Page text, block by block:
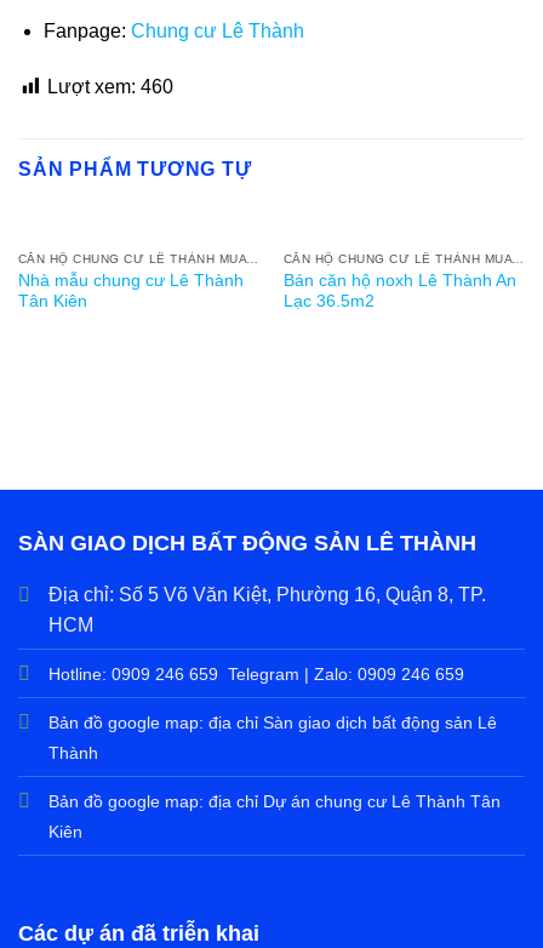
Fanpage: Chung cư Lê Thành
Lượt xem: 460
SẢN PHẨM TƯƠNG TỰ
Nhà mẫu chung cư Lê Thành
Tân Kiên
HẾT HÀNG
Bán căn hộ noxh Lê Thành An
Lạc 36.5m2
SÀN GIAO DỊCH BẤT ĐỘNG SẢN LÊ THÀNH
Địa chỉ: Số 5 Võ Văn Kiệt, Phường 16, Quận 8, TP.
HCM
Hotline: 0909 246 659 Telegram | Zalo: 0909 246 659
Bản đồ google map: địa chỉ Sàn giao dịch bất động sản Lê
Thành
Bản đồ google map: địa chỉ Dự án chung cư Lê Thành Tân
Kiên
Các dự án đã triễn khai